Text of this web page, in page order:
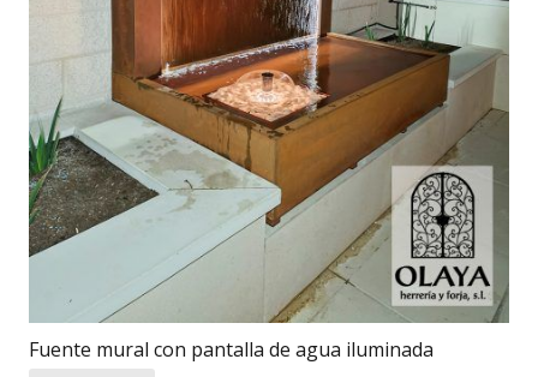
Fuente mural con pantalla de agua iluminada